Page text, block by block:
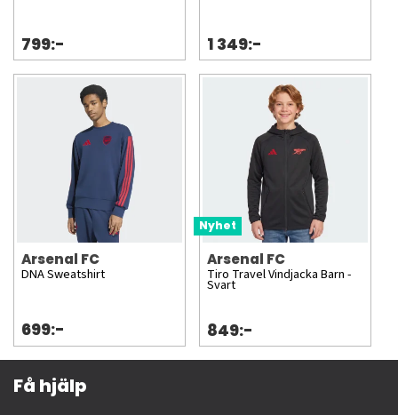
799:- 1 349:-
Arsenal FC
DNA Sweatshirt
699:-
Nyhet
Arsenal FC
Tiro Travel Vindjacka Barn -
Svart
849:-
Få hjälp